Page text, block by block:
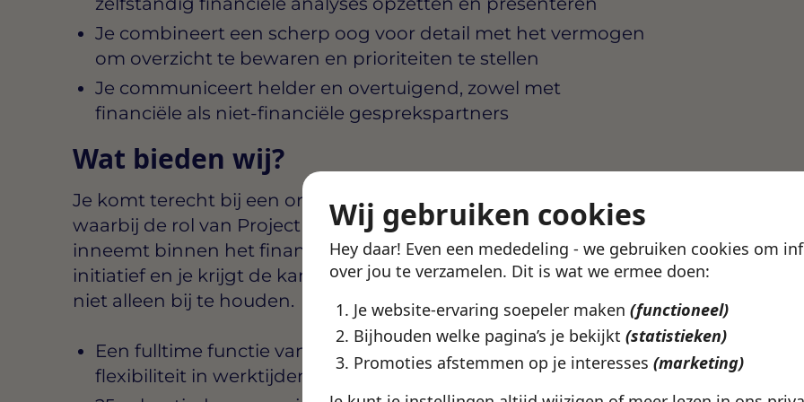
Wij gebruiken cookies
Hey daar! Even een mededeling - we gebruiken cookies om
over jou te verzamelen. Dit is wat we ermee doen:
Je website-ervaring soepeler maken (functioneel)
Bijhouden welke pagina’s je bekijkt (statistieken)
Promoties afstemmen op je interesses (marketing)
Je combineert een scherp oog voor detail met het vermogen
om overzicht te bewaren en prioriteiten te stellen
Je communiceert helder en overtuigend, zowel met
financiële als niet-financiële gesprekspartners
Wat bieden wij?
Je komt terecht bij een organisatie die ambitieus groeit en
waarbij de rol van Project Controller een volwaardige positie
inneemt binnen het financiële team. Er is ruimte voor eigen
initiatief en je krijgt de kans om processen echt te verbeteren,
niet alleen bij te houden.
Een fulltime functie van 32 tot 40 uur per week, met
flexibiliteit in werktijden